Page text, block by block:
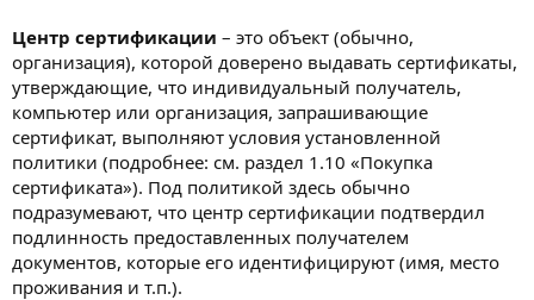
Центр сертификации – это объект (обычно,
организация), которой доверено выдавать сертификаты,
утверждающие, что индивидуальный получатель,
компьютер или организация, запрашивающие
сертификат, выполняют условия установленной
политики (подробнее: см. раздел 1.10 «Покупка
сертификата»). Под политикой здесь обычно
подразумевают, что центр сертификации подтвердил
подлинность предоставленных получателем
документов, которые его идентифицируют (имя, место
проживания и т.п.).